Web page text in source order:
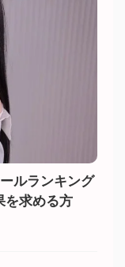
ルランキング
を求める方